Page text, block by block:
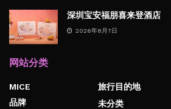
深圳宝安福朋喜来登酒店
2026年8月7日
网站分类
MICE
品牌
旅行目的地
未分类